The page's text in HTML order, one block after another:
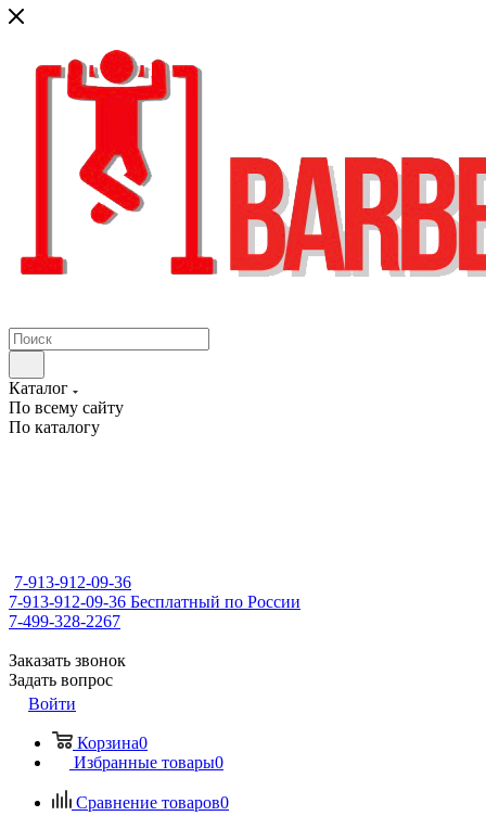
Каталог
По всему сайту
По каталогу
7-913-912-09-36
7-913-912-09-36 Бесплатный по России
7-499-328-2267
Заказать звонок
Задать вопрос
Войти
Корзина0
Избранные товары0
Сравнение товаров0